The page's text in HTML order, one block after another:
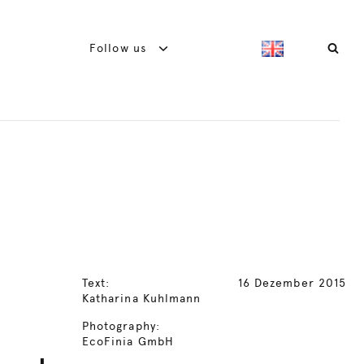
Follow us
Text:
Katharina Kuhlmann
Photography:
EcoFinia GmbH
16 Dezember 2015